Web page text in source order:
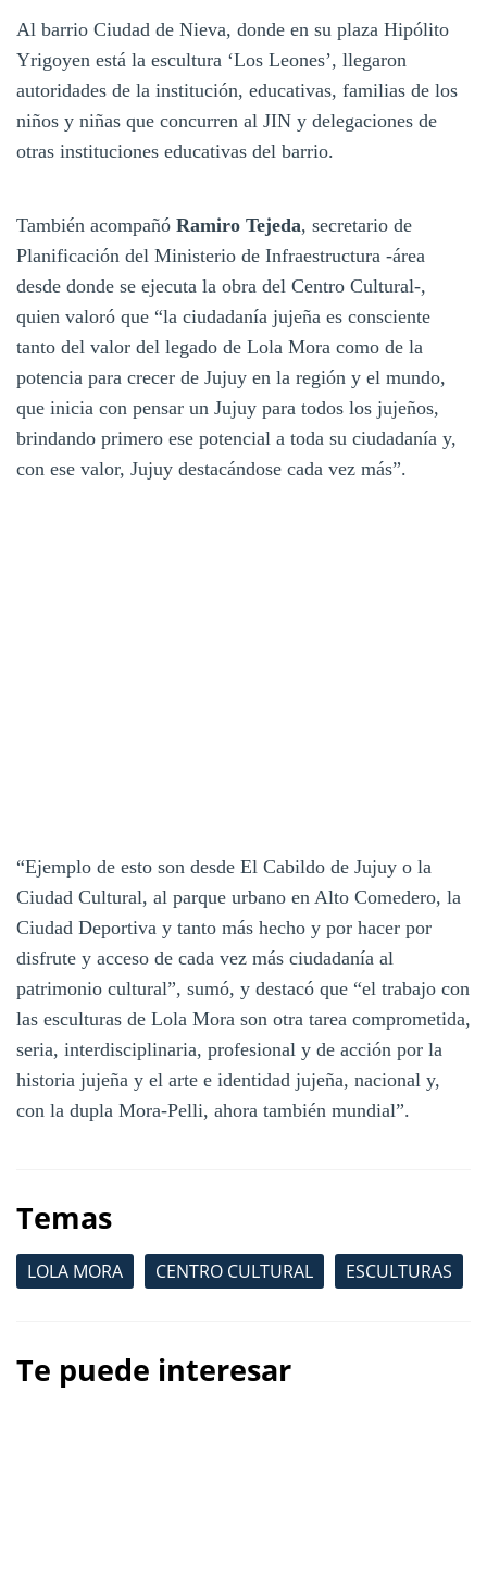
Al barrio Ciudad de Nieva, donde en su plaza Hipólito
Yrigoyen está la escultura ‘Los Leones’, llegaron
autoridades de la institución, educativas, familias de los
niños y niñas que concurren al JIN y delegaciones de
otras instituciones educativas del barrio.
También acompañó Ramiro Tejeda, secretario de
Planificación del Ministerio de Infraestructura -área
desde donde se ejecuta la obra del Centro Cultural-,
quien valoró que “la ciudadanía jujeña es consciente
tanto del valor del legado de Lola Mora como de la
potencia para crecer de Jujuy en la región y el mundo,
que inicia con pensar un Jujuy para todos los jujeños,
brindando primero ese potencial a toda su ciudadanía y,
con ese valor, Jujuy destacándose cada vez más”.
“Ejemplo de esto son desde El Cabildo de Jujuy o la
Ciudad Cultural, al parque urbano en Alto Comedero, la
Ciudad Deportiva y tanto más hecho y por hacer por
disfrute y acceso de cada vez más ciudadanía al
patrimonio cultural”, sumó, y destacó que “el trabajo con
las esculturas de Lola Mora son otra tarea comprometida,
seria, interdisciplinaria, profesional y de acción por la
historia jujeña y el arte e identidad jujeña, nacional y,
con la dupla Mora-Pelli, ahora también mundial”.
Temas
LOLA MORA CENTRO CULTURAL ESCULTURAS
Te puede interesar